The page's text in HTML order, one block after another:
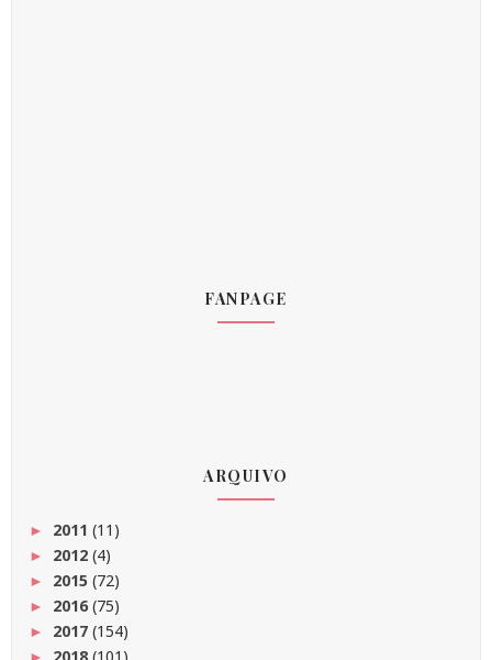
FANPAGE
ARQUIVO
► 2011 (11)
► 2012 (4)
► 2015 (72)
► 2016(75)
► 2017 (154)
► 2018 (101)